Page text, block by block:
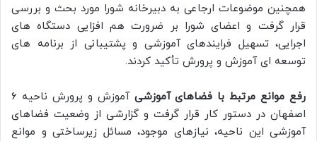
همچنین موضوعات ارجاعی به دبیرخانه شورا مورد بحث و بررسی
قرار گرفت و اعضای شورا بر ضرورت هم افزایی دستگاه های
اجرایی، تسهیل فرایندهای آموزشی و پشتیبانی از برنامه های
توسعه ای آموزش و پرورش تأکید کردند.
رفع موانع مرتبط با فضاهای آموزشی
آموزش و پرورش ناحیه ۶
اصفهان در دستور کار قرار گرفت و گزارشی از وضعیت فضاهای
آموزشی این ناحیه، نیازهای موجود، مسائل زیرساختی و موانع